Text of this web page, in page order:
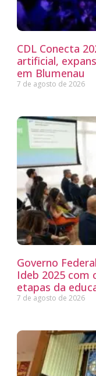
CDL Conecta
artificial,
em Blumenau
7 de agosto de 2026
Governo
Ideb 2025 com
etapas da
7 de agosto de 2026